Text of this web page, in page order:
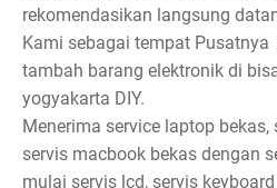
rekomendasikan langsung
Kami sebagai tempat
tambah barang elektronik di
yogyakarta DIY.
Menerima service laptop
servis macbook bekas dengan
mulai servis lcd, servis